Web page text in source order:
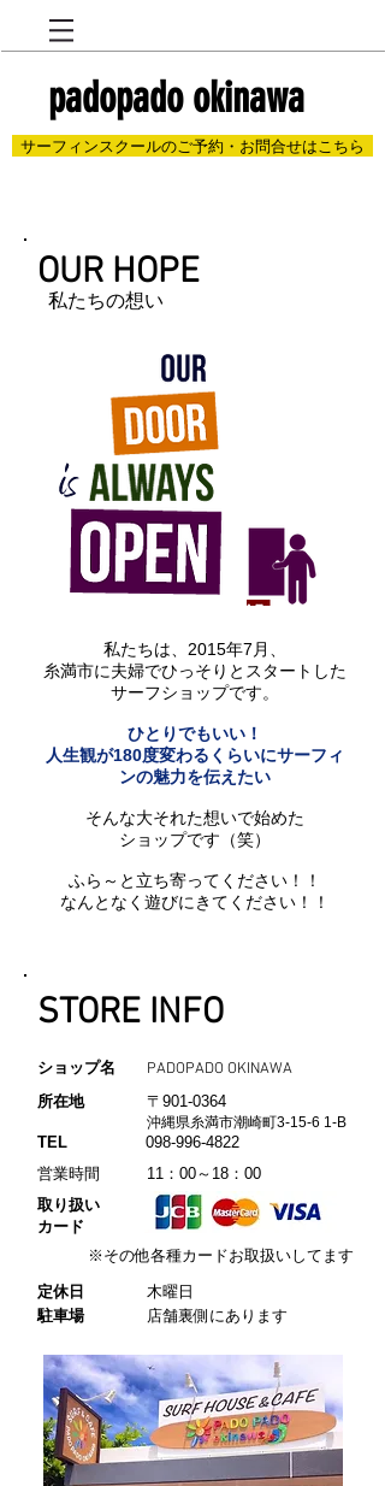
padopado okinawa
サーフィンスクールのご予約・お問合せはこちら
​OUR HOPE
私たちの想い
私たちは、2015年7月、
糸満市に夫婦でひっそりとスタートした
サーフショップです。
ひとりでもいい！
人生観が180度変わるくらいにサーフィ
ンの魅力を伝えたい
そんな大それた想いで始めた
ショップです（笑）
ふら～と立ち寄ってください！！
なんとなく遊びにきてください！！
​STORE INFO
ショップ名 PADOPADO OKINAWA
所在地
〒901-0364
沖縄県糸満市潮崎町3-15-6 1-B
TEL
098-996-4822
​営業時間 11：00～18：00
​取り扱い
カード
​※その他各種カードお取扱いしてます
定休日
木曜日
駐車場
店舗裏側にあります